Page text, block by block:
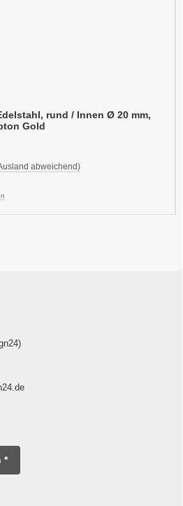
rund / Innen Ø 20 mm,
Gold
abweichend)
*